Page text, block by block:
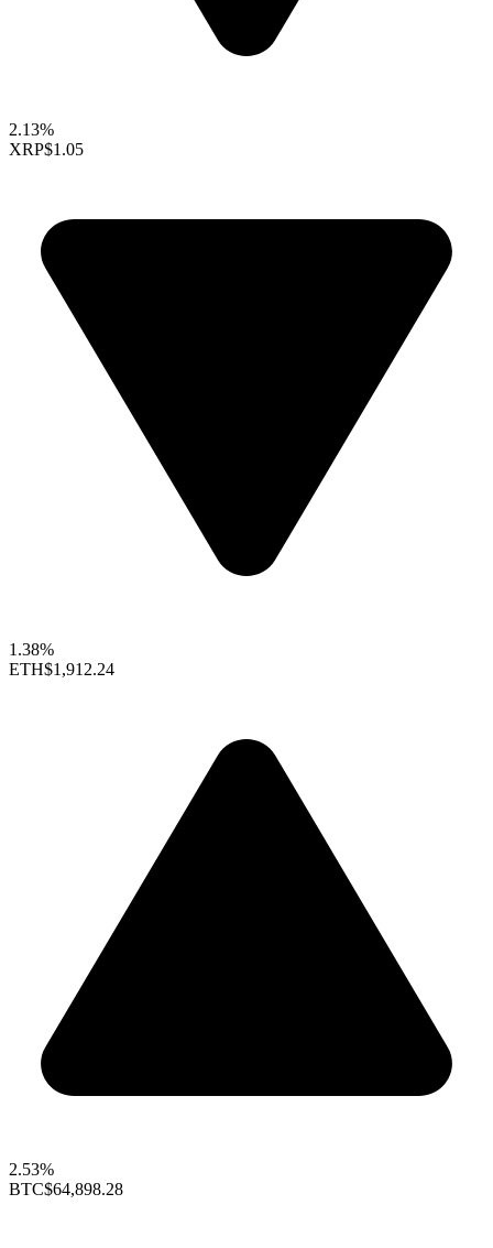
2.13%
XRP$1.05
1.38%
ETH$1,912.24
2.53%
BTC$64,898.28